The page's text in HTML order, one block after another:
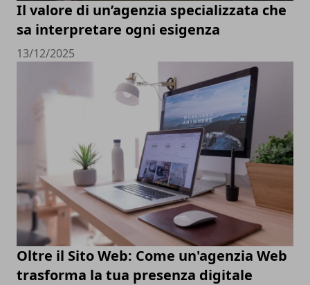
Il valore di un’agenzia specializzata che
sa interpretare ogni esigenza
13/12/2025
Oltre il Sito Web: Come un'agenzia Web
trasforma la tua presenza digitale